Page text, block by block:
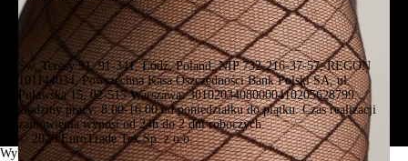
Św. Teresy 91, 91-341, Łódź, Poland, NIP 732-216-37-57, REGON
101144034, Powszechna Kasa Oszczędności Bank Polski SA, ul.
Puławska 15, 02-515 Warszawa: 30102034080000410205628799.
Godziny pracy: 8:00-16:00 od poniedziałku do piątku. Czas realizacji
zamówienia wynosi od 24h do 2 dni roboczych.
© 2026 EuroTrade Tex Sp. z o.o.
Wybierz miasta